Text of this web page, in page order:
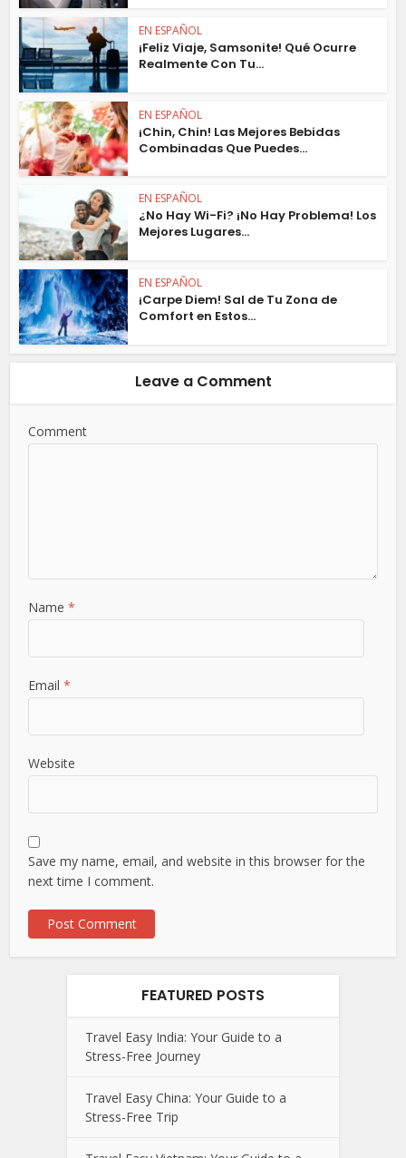
EN ESPAÑOL
¡Feliz Viaje, Samsonite! Qué Ocurre
Realmente Con Tu...
EN ESPAÑOL
¡Chin, Chin! Las Mejores Bebidas
Combinadas Que Puedes...
EN ESPAÑOL
¿No Hay Wi-Fi? ¡No Hay Problema! Los
Mejores Lugares...
EN ESPAÑOL
¡Carpe Diem! Sal de Tu Zona de
Comfort en Estos...
Leave a Comment
Comment
Name*
Email*
Website
Save my name, email, and website in this browser for the
next time I comment.
FEATURED POSTS
Travel Easy India: Your Guide to a
Stress-Free Journey
Travel Easy China: Your Guide to a
Stress-Free Trip